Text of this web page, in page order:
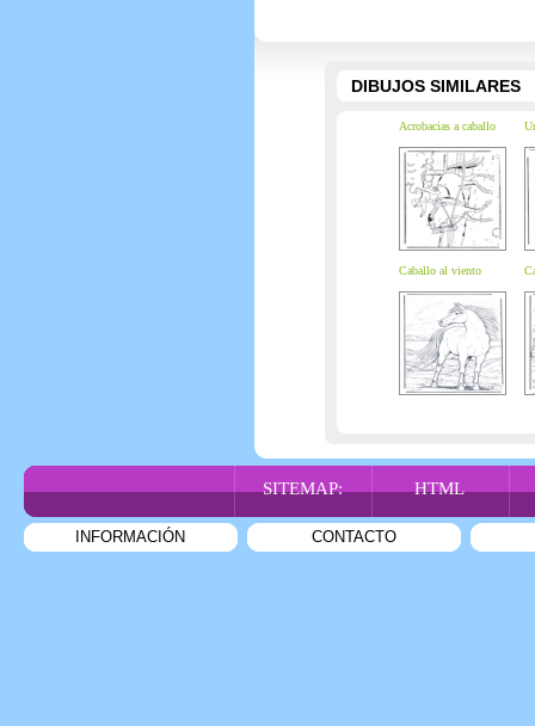
DIBUJOS SIMILARES
Acrobacias a caballo
Caballo al viento
SITEMAP: HTML
INFORMACIÓN CONTACTO